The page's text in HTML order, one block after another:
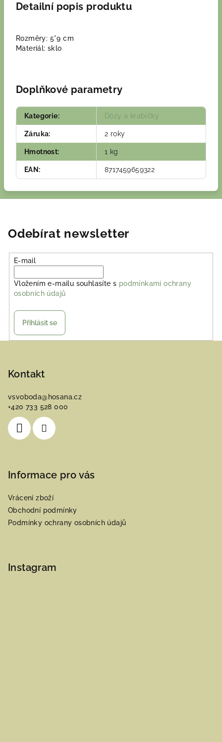
Detailní popis produktu
Rozměry: 5*9 cm
Materiál: sklo
Doplňkové parametry
Kategorie: Dózy a krabičky
Záruka: 2 roky
Hmotnost: 1 kg
EAN : 8717459659322
Odebírat newsletter
E-mail
Vložením e-mailu souhlasíte s podmínkami ochrany
osobních údajů
Přihlásit se
Kontakt
vsvoboda@ hosana.cz
+420 733 528 000
Informace pro vás
Vrácení zboží
Obchodní podmínky
Podmínky ochrany osobních údajů
Instagram